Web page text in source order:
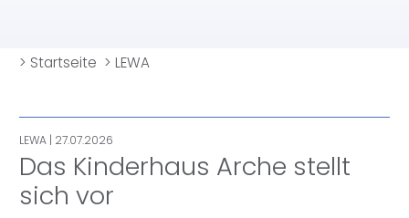
> Startseite > LEWA
LEWA | 27.07.2026
Das Kinderhaus Arche stellt
sich vor